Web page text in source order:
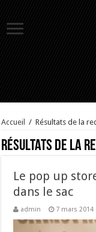
Accueil / Résultats de la
Résultats de la
Le pop up
dans le sac
admin 7 mars 2014